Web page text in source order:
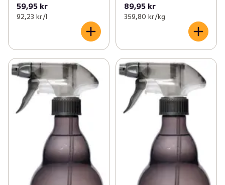
59,95 kr
92,23 kr /l
89,95 kr
359,80 kr /kg